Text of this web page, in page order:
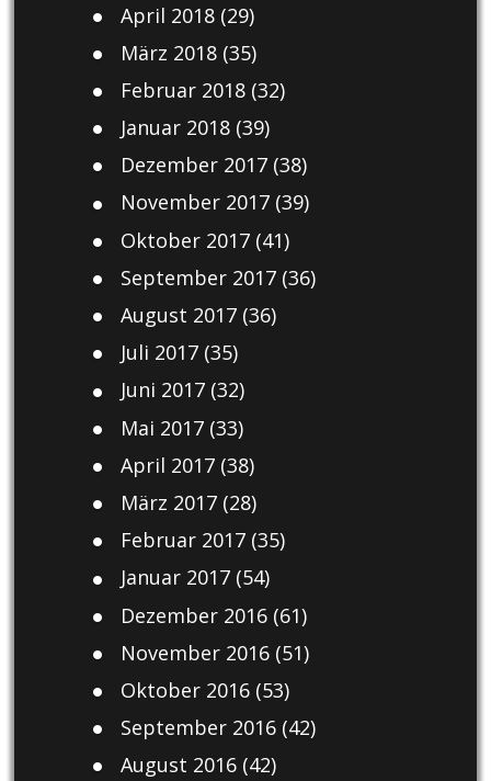
April 2018(29)
März 2018(35)
Februar 2018(32)
Januar 2018(39)
Dezember 2017(38)
November 2017(39)
Oktober 2017(41)
September 2017(36)
August 2017(36)
Juli 2017(35)
Juni 2017(32)
Mai 2017(33)
April 2017(38)
März 2017(28)
Februar 2017(35)
Januar 2017(54)
Dezember 2016(61)
November 2016(51)
Oktober 2016(53)
September 2016(42)
August 2016(42)